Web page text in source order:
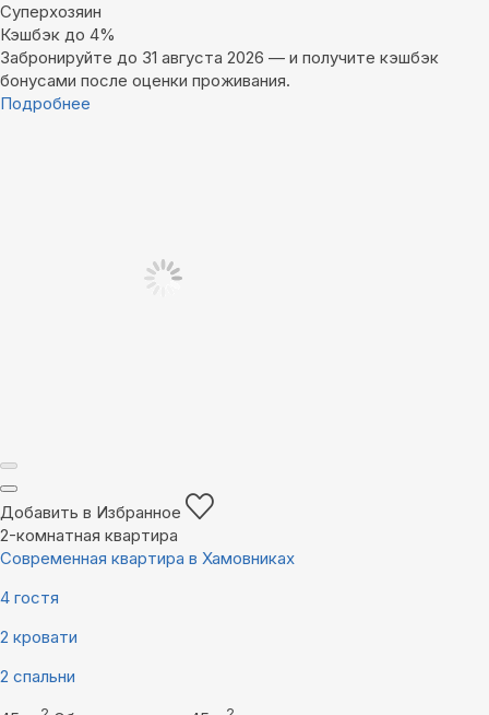
Суперхозяин
Кэшбэк до 4%
Забронируйте до 31 августа 2026 — и получите кэшбэк
бонусами после оценки проживания.
Подробнее
Добавить в Избранное
2-комнатная квартира
Современная квартира в Хамовниках
4 гостя
2 кровати
2 спальни